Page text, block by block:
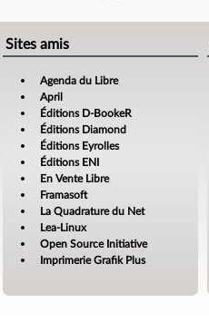
Sites amis
Agenda du Libre
April
Éditions D-BookeR
Éditions Diamond
Éditions Eyrolles
Éditions ENI
En Vente Libre
Framasoft
La Quadrature du Net
Lea-Linux
Open Source Initiative
Imprimerie Grafik Plus